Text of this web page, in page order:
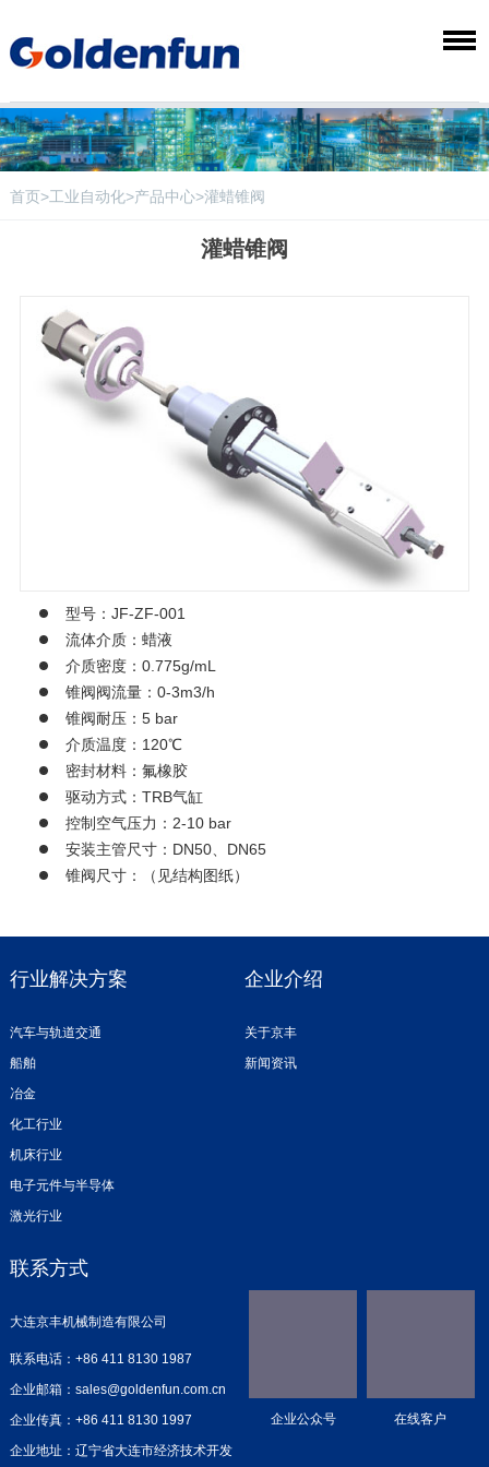
首页>工业自动化>产品中心>灌蜡锥阀
灌蜡锥阀
型号：JF-ZF-001
流体介质：蜡液
介质密度：0.775g/mL
锥阀阀流量：0-3m3/h
锥阀耐压：5 bar
介质温度：120℃
密封材料：氟橡胶
驱动方式：TRB气缸
控制空气压力：2-10 bar
安装主管尺寸：DN50、DN65
锥阀尺寸：（见结构图纸）
行业解决方案
汽车与轨道交通
船舶
冶金
化工行业
机床行业
电子元件与半导体
激光行业
企业介绍
关于京丰
新闻资讯
联系方式
大连京丰机械制造有限公司
联系电话：+86 411 8130 1987
企业邮箱：sales@goldenfun.com.cn
企业传真：+86 411 8130 1997
企业地址：辽宁省大连市经济技术开发
企业公众号 在线客户